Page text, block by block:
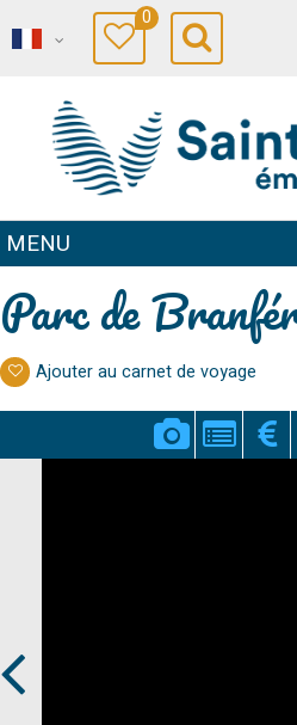
0
MENU
Parc de
Ajouter au carnet de voyage